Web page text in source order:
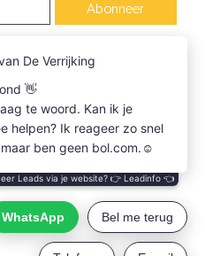
Abonneer